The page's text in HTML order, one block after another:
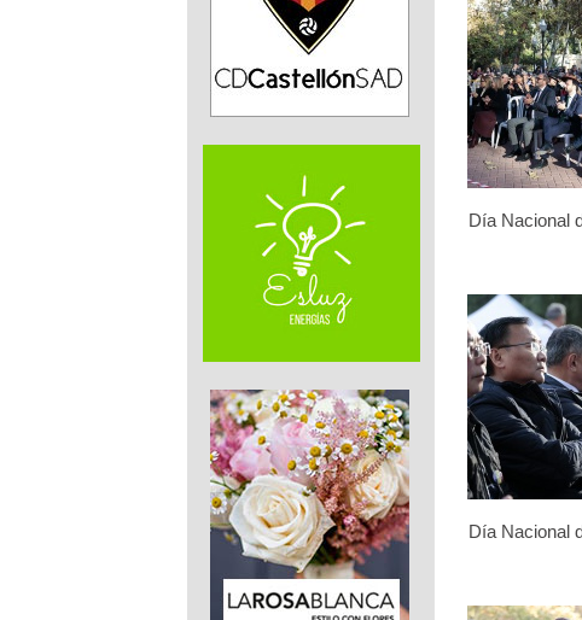
Día Nacional
Día Nacional